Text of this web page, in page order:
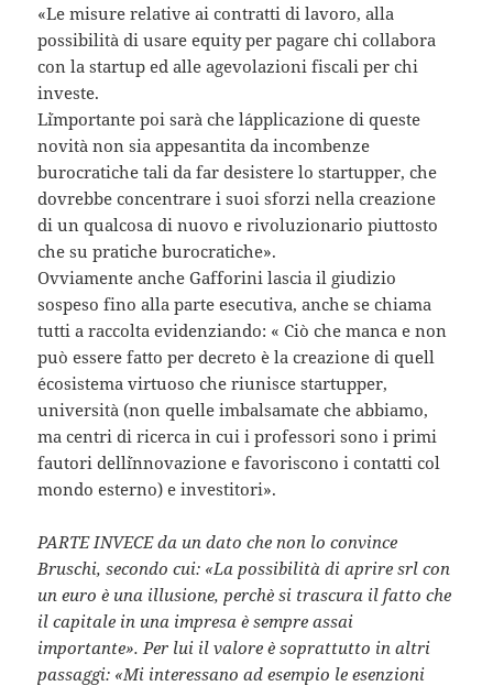
«Le misure relative ai contratti di lavoro, alla
possibilità di usare equity per pagare chi collabora
con la startup ed alle agevolazioni fiscali per chi
investe.
L´importante poi sarà che l´applicazione di queste
novità non sia appesantita da incombenze
burocratiche tali da far desistere lo startupper, che
dovrebbe concentrare i suoi sforzi nella creazione
di un qualcosa di nuovo e rivoluzionario piuttosto
che su pratiche burocratiche».
Ovviamente anche Gafforini lascia il giudizio
sospeso fino alla parte esecutiva, anche se chiama
tutti a raccolta evidenziando: « Ciò che manca e non
può essere fatto per decreto è la creazione di quell
´ecosistema virtuoso che riunisce startupper,
università (non quelle imbalsamate che abbiamo,
ma centri di ricerca in cui i professori sono i primi
fautori dell´innovazione e favoriscono i contatti col
mondo esterno) e investitori».
PARTE INVECE da un dato che non lo convince
Bruschi, secondo cui: «La possibilità di aprire srl con
un euro è una illusione, perchè si trascura il fatto che
il capitale in una impresa è sempre assai
importante». Per lui il valore è soprattutto in altri
passaggi: «Mi interessano ad esempio le esenzioni